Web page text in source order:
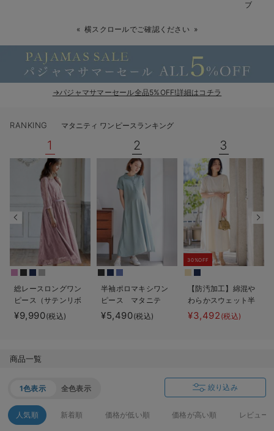
冬に可愛いニットがお得！
親子コーデ｜ママとベビーにおすすめ！
便利な育児家電
Gift Selection 出産祝い
保育園・入園準備特集
ファルスカ
デロンギ
入院準備の持ち物チェック
ブ
横スクロールでご確認ください
→パジャマサマーセール全品5%OFF!詳細はコチラ
RANKING マタニティ ワンピースランキング
1
総レースロングワン
ピース（サテンリボ
ンベルト付） マタ
ニティ・授乳服【出
¥9,990(税込)
2
半袖ポロマキシワン
ピース マタニテ
ィ・授乳服【出産後
も長く使える】
¥5,490(税込)
3
30%OFF
【防汚加工】綿混や
わらかスウェット半
袖フレアワンピー
ス マタニティ・産
¥3,492 (税込)
商品一覧
1色表示 全色表示 絞り込み
人気順 新着順 価格が低い順 価格が高い順 レビュー